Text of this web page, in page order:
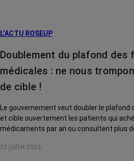
L’ACTU ROSEUP
Doublement du plafond des
médicales : ne nous
de cible !
Le gouvernement veut doubler le
et cible ouvertement les patients qui
médicaments par an ou consultent plus
chroniques, et en premier lieu les
23 juillet 2026